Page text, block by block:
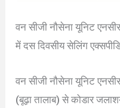
वन सीजी नौसेना यूनिट
में दस दिवसीय सेलिंग
वन सीजी नौसेना यूनिट
(बूढ़ा तालाब) से कोडार